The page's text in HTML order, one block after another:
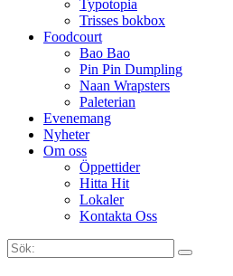
Typotopia
Trisses bokbox
Foodcourt
Bao Bao
Pin Pin Dumpling
Naan Wrapsters
Paleterian
Evenemang
Nyheter
Om oss
Öppettider
Hitta Hit
Lokaler
Kontakta Oss
Sök:
Search